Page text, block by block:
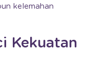
kelemahan
Kekuatan